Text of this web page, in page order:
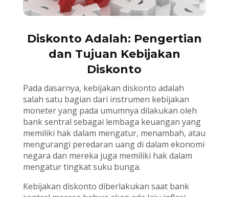
Diskonto Adalah: Pengertian
dan Tujuan Kebijakan
Diskonto
Pada dasarnya, kebijakan diskonto adalah
salah satu bagian dari instrumen kebijakan
moneter yang pada umumnya dilakukan oleh
bank sentral sebagai lembaga keuangan yang
memiliki hak dalam mengatur, menambah, atau
mengurangi peredaran uang di dalam ekonomi
negara dan mereka juga memiliki hak dalam
mengatur tingkat suku bunga.
Kebijakan diskonto diberlakukan saat bank